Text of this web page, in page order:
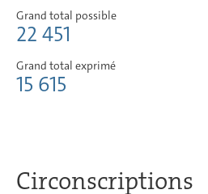
Grand total possible
22 451
Grand total exprimé
15 615
Circonscriptions